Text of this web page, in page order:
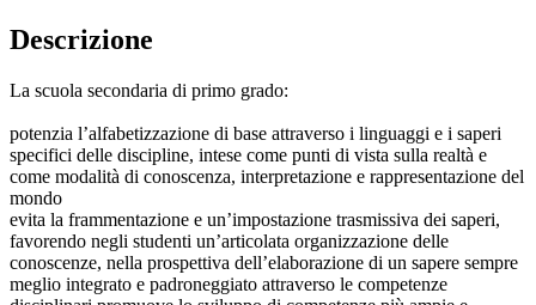
Descrizione
La scuola secondaria di primo grado:
potenzia l’alfabetizzazione di base attraverso i linguaggi e i saperi
specifici delle discipline, intese come punti di vista sulla realtà e
come modalità di conoscenza, interpretazione e rappresentazione del
mondo
evita la frammentazione e un’impostazione trasmissiva dei saperi,
favorendo negli studenti un’articolata organizzazione delle
conoscenze, nella prospettiva dell’elaborazione di un sapere sempre
meglio integrato e padroneggiato attraverso le competenze